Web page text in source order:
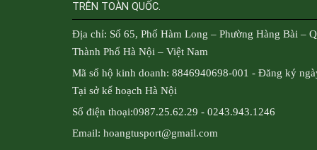
TRÊN TOÀN QUỐC.
Địa chỉ: Số 65, Phố Hàm Long – Phường Hàng Bài –
Thành Phố Hà Nội – Việt Nam
Mã số hộ kinh doanh: 8846940698-001 - Đăng ký
Tại sở kế hoạch Hà Nội
Số điện thoại:0987.25.62.29 - 0243.943.1246
Email: hoangtusport@gmail.com